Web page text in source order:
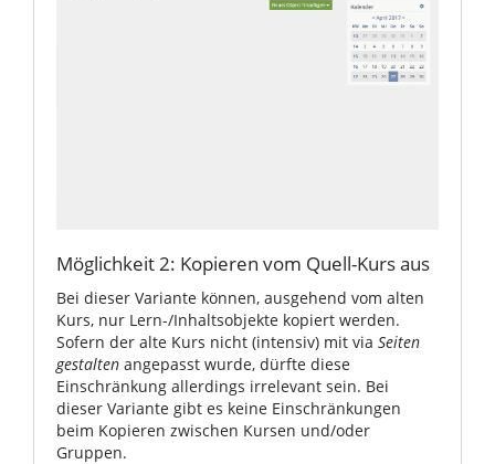
Möglichkeit 2: Kopieren vom Quell-Kurs aus
Bei dieser Variante können, ausgehend vom alten
Kurs, nur Lern-/Inhaltsobjekte kopiert werden.
Sofern der alte Kurs nicht (intensiv) mit via Seiten
gestalten angepasst wurde, dürfte diese
Einschränkung allerdings irrelevant sein. Bei
dieser Variante gibt es keine Einschränkungen
beim Kopieren zwischen Kursen und/oder
Gruppen.